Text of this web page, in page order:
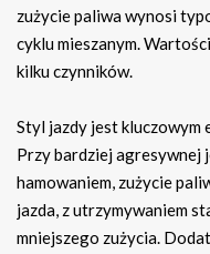
zużycie paliwa wynosi
cyklu mieszanym.
kilku czynników.
Styl jazdy jest kluczowym
Przy bardziej agresywnej
hamowaniem, zużycie
jazda, z utrzymywaniem
mniejszego zużycia.